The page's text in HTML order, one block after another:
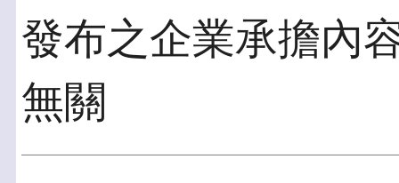
發布之企業承擔內
無關